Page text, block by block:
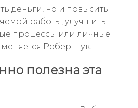
деньги, но и повысить
работы, улучшить
процессы или личные
Роберт гук.
полезна эта